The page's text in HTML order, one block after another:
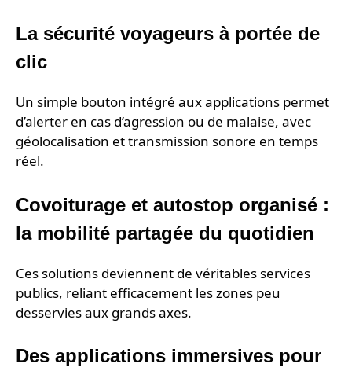
La sécurité voyageurs à portée de
clic
Un simple bouton intégré aux applications permet
d’alerter en cas d’agression ou de malaise, avec
géolocalisation et transmission sonore en temps
réel.
Covoiturage et autostop organisé :
la mobilité partagée du quotidien
Ces solutions deviennent de véritables services
publics, reliant efficacement les zones peu
desservies aux grands axes.
Des applications immersives pour